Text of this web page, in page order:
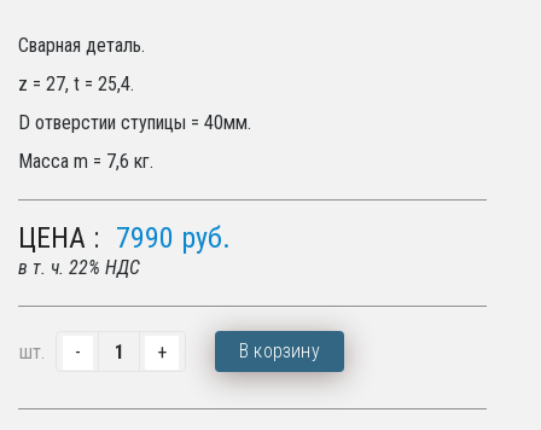
Сварная деталь.
z = 27, t = 25,4.
D отверстии ступицы = 40мм.
Масса m = 7,6 кг.
ЦЕНА : 7990 руб.
в т. ч. 22% НДС
шт. В корзину